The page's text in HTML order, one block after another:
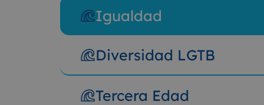
Igualdad
Diversidad LGTB
Tercera Edad